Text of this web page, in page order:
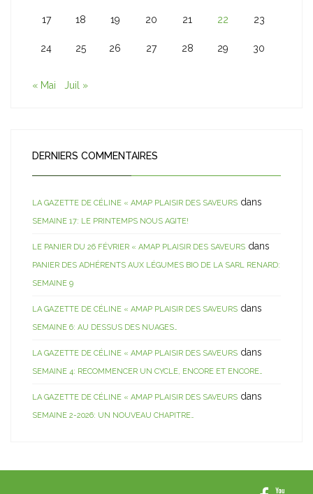
17 18 19 20 21 22 23
24 25 26 27 28 29 30
« Mai Juil »
DERNIERS COMMENTAIRES
LA GAZETTE DE CÉLINE « AMAP PLAISIR DES SAVEURS dans
SEMAINE 17: LE PRINTEMPS NOUS AGITE!
LE PANIER DU 26 FÉVRIER « AMAP PLAISIR DES SAVEURS dans
PANIER DES ADHÉRENTS AUX LÉGUMES BIO DE LA SARL RENARD:
SEMAINE 9
LA GAZETTE DE CÉLINE « AMAP PLAISIR DES SAVEURS dans
SEMAINE 6: AU DESSUS DES NUAGES…
LA GAZETTE DE CÉLINE « AMAP PLAISIR DES SAVEURS dans
SEMAINE 4: RECOMMENCER UN CYCLE, ENCORE ET ENCORE…
LA GAZETTE DE CÉLINE « AMAP PLAISIR DES SAVEURS dans
SEMAINE 2-2026: UN NOUVEAU CHAPITRE…